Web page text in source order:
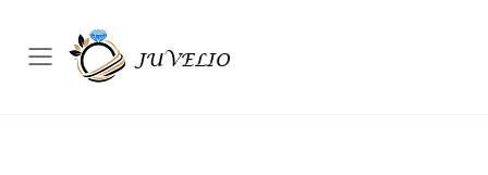
Přepínač mobilního menu